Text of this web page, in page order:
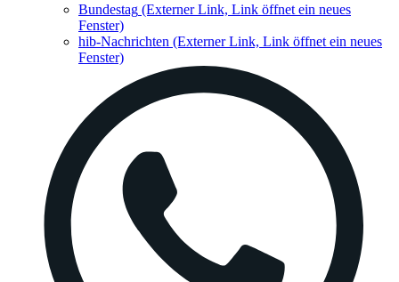
Bundestag (Externer Link, Link öffnet ein neues
Fenster)
hib-Nachrichten (Externer Link, Link öffnet ein neues
Fenster)